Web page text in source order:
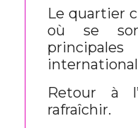
Le quartier
où se
Retour à
rafraîchir.